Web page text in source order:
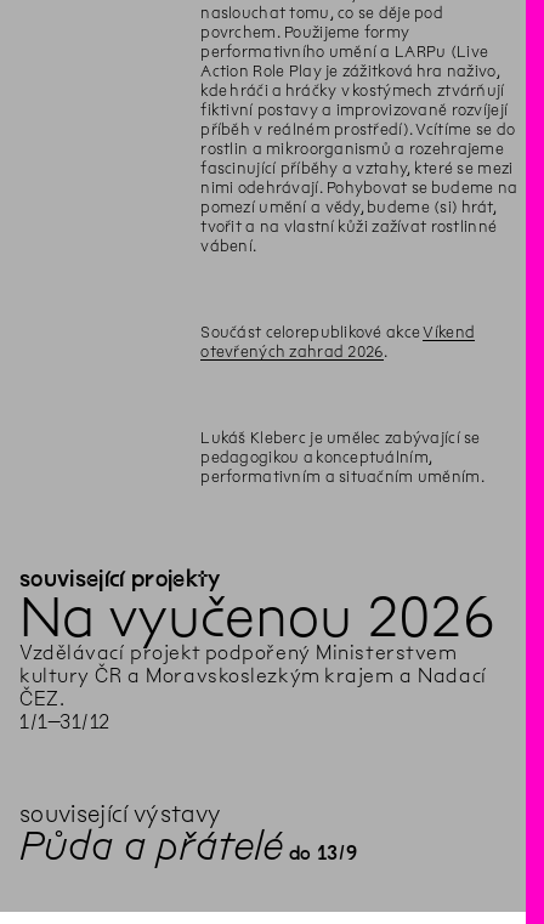
naslouchat tomu, co se děje pod
povrchem. Použijeme formy
performativního umění a LARPu (Live
Action Role Play je zážitková hra naživo,
kde hráči a hráčky v kostýmech ztvárňují
fiktivní postavy a improvizovaně rozvíjejí
příběh v reálném prostředí). Vcítíme se do
rostlin a mikroorganismů a rozehrajeme
fascinující příběhy a vztahy, které se mezi
nimi odehrávají. Pohybovat se budeme na
pomezí umění a vědy, budeme (si) hrát,
tvořit a na vlastní kůži zažívat rostlinné
vábení.
Součást celorepublikové akceVíkend
otevřených zahrad 2026.
Lukáš Kleberc je umělec zabývající se
pedagogikou a konceptuálním,
performativním a situačním uměním.
související projekty
Na vyučenou 2026
Vzdělávací projekt podpořený Ministerstvem
kultury ČR a Moravskoslezkým krajem a Nadací
ČEZ.
1 /1 –31 /12
související výstavy
Půda a přátelé 13/9